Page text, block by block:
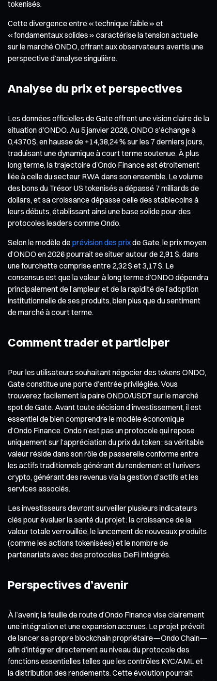
tokenisés.
Cette divergence entre « technique faible » et
« fondamentaux solides » caractérise la tension actuelle
sur le marché ONDO, offrant aux observateurs avertis une
perspective d’analyse singulière.
Analyse du prix et perspectives
Les données officielles de Gate offrent une vision claire de la
situation d’ONDO. Au 5 janvier 2026, ONDO s’échange à
0,4370 $, en hausse de +14,38,24 % sur les 7 derniers jours,
traduisant une dynamique à court terme soutenue. À plus
long terme, la trajectoire d’Ondo Finance est étroitement
liée à celle du secteur RWA dans son ensemble. Le volume
des bons du Trésor US tokenisés a dépassé 7 milliards de
dollars, et sa croissance dépasse celle des stablecoins à
leurs débuts, établissant ainsi une base solide pour des
protocoles leaders comme Ondo.
Selon le modèle de prévision des prixde Gate, le prix moyen
d’ONDO en 2026 pourrait se situer autour de 2,91 $, dans
une fourchette comprise entre 2,32 $ et 3,17 $. Le
consensus est que la valeur à long terme d’ONDO dépendra
principalement de l’ampleur et de la rapidité de l’adoption
institutionnelle de ses produits, bien plus que du sentiment
de marché à court terme.
Comment trader et participer
Pour les utilisateurs souhaitant négocier des tokens ONDO,
Gate constitue une porte d’entrée privilégiée. Vous
trouverez facilement la paire ONDO/USDT sur le marché
spot de Gate. Avant toute décision d’investissement, il est
essentiel de bien comprendre le modèle économique
d’Ondo Finance. Ondo n’est pas un protocole qui repose
uniquement sur l’appréciation du prix du token ; sa véritable
valeur réside dans son rôle de passerelle conforme entre
les actifs traditionnels générant du rendement et l’univers
crypto, générant des revenus via la gestion d’actifs et les
services associés.
Les investisseurs devront surveiller plusieurs indicateurs
clés pour évaluer la santé du projet : la croissance de la
valeur totale verrouillée, le lancement de nouveaux produits
(comme les actions tokenisées) et le nombre de
partenariats avec des protocoles DeFi intégrés.
Perspectives d’avenir
À l’avenir, la feuille de route d’Ondo Finance vise clairement
une intégration et une expansion accrues. Le projet prévoit
de lancer sa propre blockchain propriétaire—Ondo Chain—
afin d’intégrer directement au niveau du protocole des
fonctions essentielles telles que les contrôles KYC/AML et
la distribution des rendements. Cette évolution pourrait